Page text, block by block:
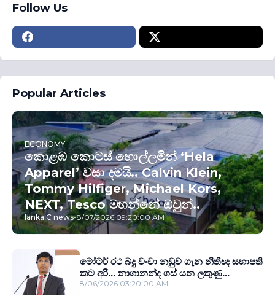
Follow Us
Popular Articles
ECONOMY
කොළඹ කොටස් හොල්ලමින් ‘Hela
Apparel’ වසා දමයි.. Calvin Klein,
Tommy Hilfiger, Michael Kors,
NEXT, Tesco මහන්නේ ඔවුන්..
lanka C news-8/07/2026 09:20:00 AM
මෝටර් රථ බදු වංචා නඩුව ගැන නීතීඥ සභාපති
කට අරී... නාගානන්ද ගස් යන ලකුණු...
8/06/2026 03:20:00 AM